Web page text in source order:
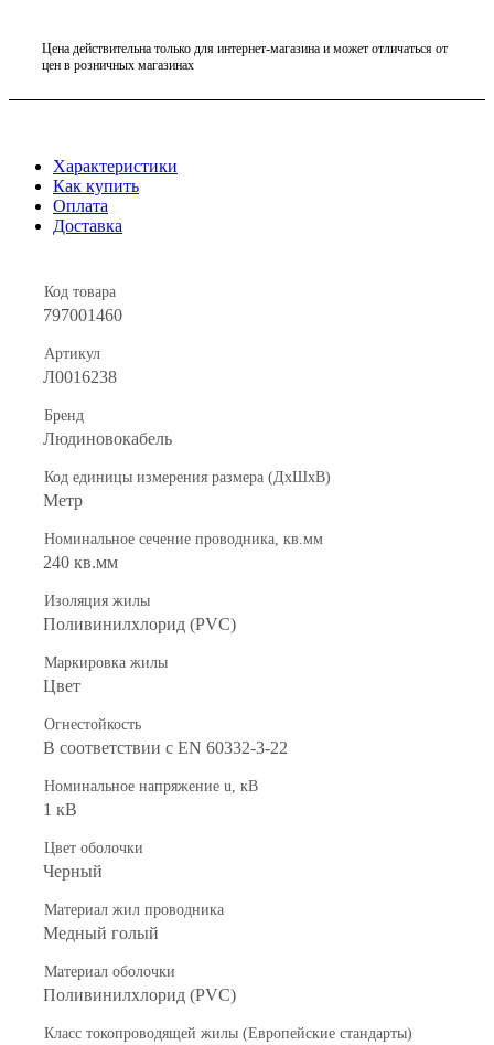
Цена действительна только для интернет-магазина и может отличаться от
цен в розничных магазинах
Характеристики
Как купить
Оплата
Доставка
Код товара
797001460
Артикул
Л0016238
Бренд
Людиновокабель
Код единицы измерения размера (ДхШхВ)
Метр
Номинальное сечение проводника, кв.мм
240 кв.мм
Изоляция жилы
Поливинилхлорид (PVC)
Маркировка жилы
Цвет
Огнестойкость
В соответствии с EN 60332-3-22
Номинальное напряжение u, кВ
1 кВ
Цвет оболочки
Черный
Материал жил проводника
Медный голый
Материал оболочки
Поливинилхлорид (PVC)
Класс токопроводящей жилы (Европейские стандарты)